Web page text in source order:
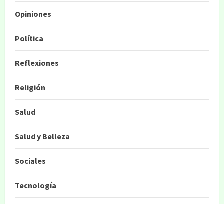
Opiniones
Política
Reflexiones
Religión
Salud
Salud y Belleza
Sociales
Tecnología